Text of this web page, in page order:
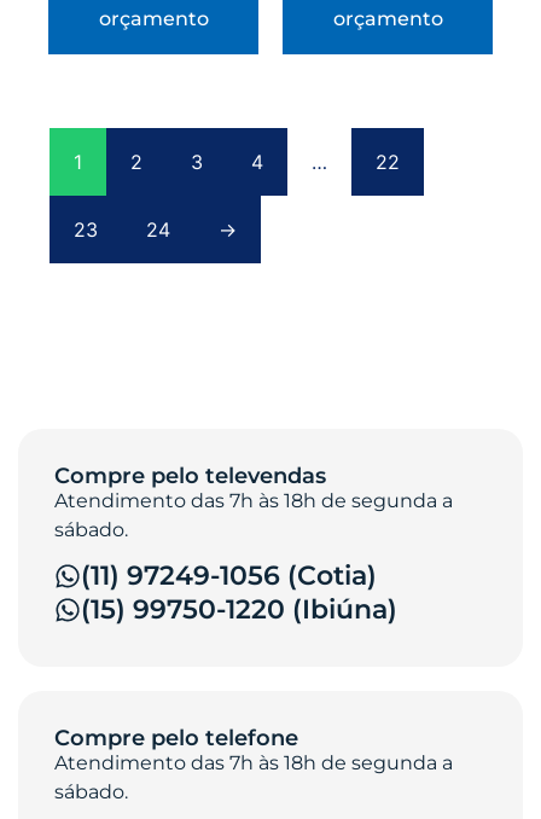
orçamento
orçamento
1 2 3 4 … 22
23 24 →
Compre pelo televendas
Atendimento das 7h às 18h de segunda a
sábado.
(11) 97249-1056 (Cotia)
(15) 99750-1220 (Ibiúna)
Compre pelo telefone
Atendimento das 7h às 18h de segunda a
sábado.